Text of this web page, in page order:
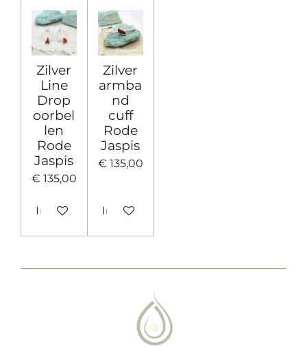
Zilver
Line
Drop
oorbel
len
Rode
Jaspis
€ 135,00
In winkelwagen
Zilver
armba
nd
cuff
Rode
Jaspis
€ 135,00
In winkelwagen